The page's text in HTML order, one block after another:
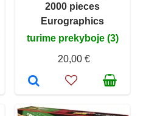
2000 pieces
Eurographics
turime prekyboje (3)
20,00 €